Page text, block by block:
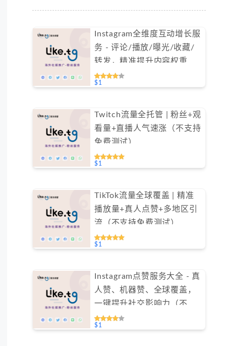
Instagram全维度互动增长服
务 - 评论/播放/曝光/收藏/
转发，精准提升内容权重
（不支持免费测试）
$1
Twitch流量全托管 | 粉丝+观
看量+直播人气速涨（不支持
免费测试）
$1
TikTok流量全球覆盖 | 精准
播放量+真人点赞+多地区引
流（不支持免费测试）
$1
Instagram点赞服务大全 - 真
人赞、机器赞、全球覆盖，
一键提升社交影响力（不支
持免费测试）
$1